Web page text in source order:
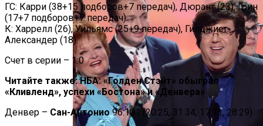
ГС: Карри (38+15 подборов+7 передач), Дюрант (23), Грин
(17+7 подборов+7 передач).
К: Харрелл (26), Уильямс (25+9 передач), Гилджист-
Александер (18).
Счет в серии – 1:0
Читайте также: НБА: «Голден Стэйт» обыграл
«Кливленд», успехи «Бостона» и «Денвера»
Денвер – Сан-Антонио 96:101 (20:25, 31:34, 17:13, 28:29)